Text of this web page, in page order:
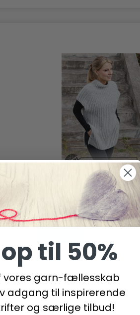
217-13 EASY OVER BY
160,00 DKK
til 50%
vores garn-fællesskab
adgang til inspirerende
og særlige tilbud!